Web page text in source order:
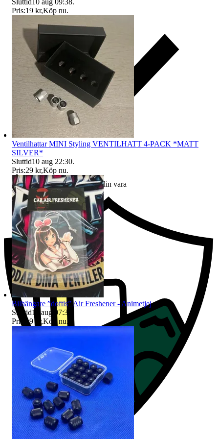
Ersättning om du inte får din vara
Sluttid 10 aug 09:38.
Pris:19 kr,Köp nu.
Ventilhattar MINI Styling VENTILHATT 4-PACK *MATT
SILVER*
Sluttid10 aug 22:30.
Pris:29 kr,Köp nu.
Bilhängare ”doftis” Air Freshener - Animetjej
Sluttid11 aug 07:30
Pris:
19 kr ,Köp nu.